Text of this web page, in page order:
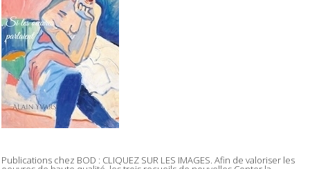
Publications chez BOD : CLIQUEZ SUR LES IMAGES. Afin de valoriser les